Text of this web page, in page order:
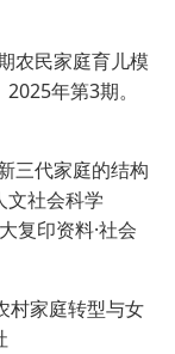
农民家庭育儿模
年第3期。
三代家庭的结构
文社会科学
复印资料·社会
村家庭转型与女